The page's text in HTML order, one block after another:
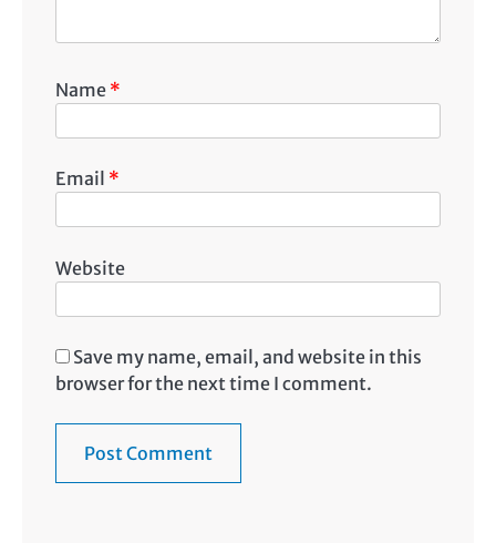
Name *
Email *
Website
Save my name, email, and website in this
browser for the next time I comment.